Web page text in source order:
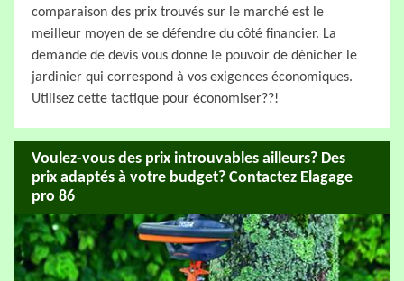
comparaison des prix trouvés sur le marché est le
meilleur moyen de se défendre du côté financier. La
demande de devis vous donne le pouvoir de dénicher le
jardinier qui correspond à vos exigences économiques.
Utilisez cette tactique pour économiser??!
Voulez-vous des prix introuvables ailleurs? Des
prix adaptés à votre budget? Contactez Elagage
pro 86